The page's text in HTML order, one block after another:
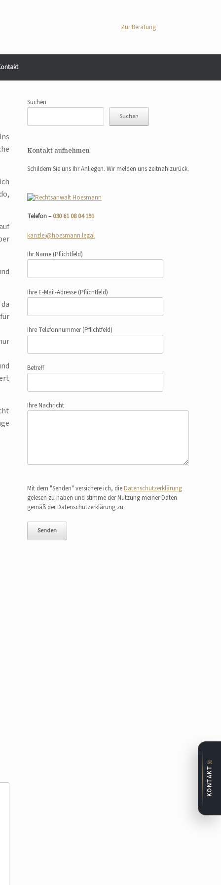
Zur Beratung
Suchen
Suchen
Kontakt aufnehmen
Schildern Sie uns Ihr Anliegen. Wir melden uns zeitnah zurück.
Telefon –030 61 08 04 191
kanzlei@hoesmann.legal
Ihr Name (Pflichtfeld)
Ihre E-Mail-Adresse (Pflichtfeld)
Ihre Telefonnummer(Pflichtfeld)
Betreff
Ihre Nachricht
Mit dem "Senden" versichere ich, die Datenschutzerklärung
gelesen zu haben und stimme der Nutzung meiner Daten
gemäß der Datenschutzerklärung zu.
✉
KONTAKT